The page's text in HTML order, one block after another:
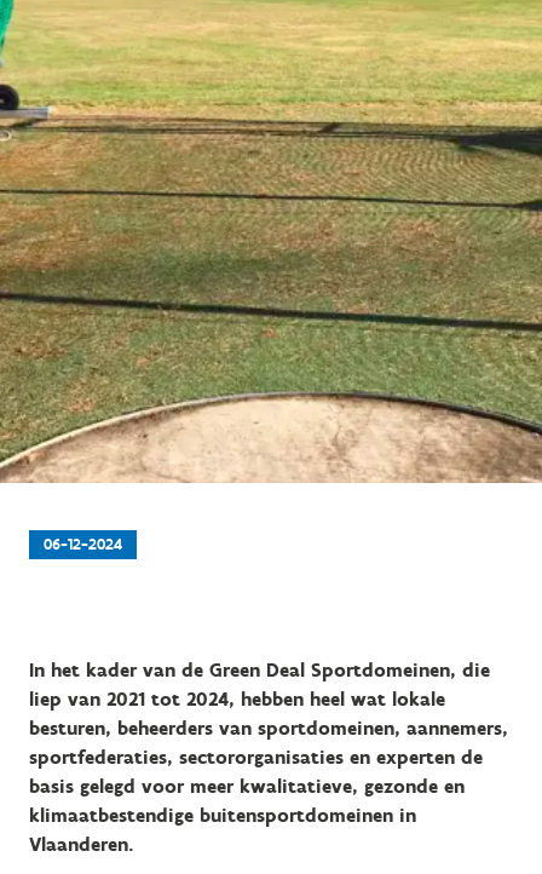
06-12-2024
In het kader van de Green Deal Sportdomeinen, die
liep van 2021 tot 2024, hebben heel wat lokale
besturen, beheerders van sportdomeinen, aannemers,
sportfederaties, sectororganisaties en experten de
basis gelegd voor meer kwalitatieve, gezonde en
klimaatbestendige buitensportdomeinen in
Vlaanderen.